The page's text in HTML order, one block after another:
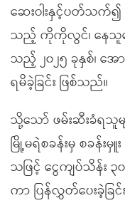
ဆေးဝါးနှင့်ပတ်သက်၍
သည့် ကိုကိုလွင်၊ နေသူကျ
သည့် ၂၀၂၅ ခုနှစ်၊
ရမိခဲ့ခြင်း ဖြစ်သည်။
သို့သော် ဖမ်းဆီးခံရ
မြို့မရဲစခန်းမှ စခန်း
သဖြင့် ငွေကျပ်သိန်း
ကာ ပြန်လွှတ်ပေးခဲ့ခြင်